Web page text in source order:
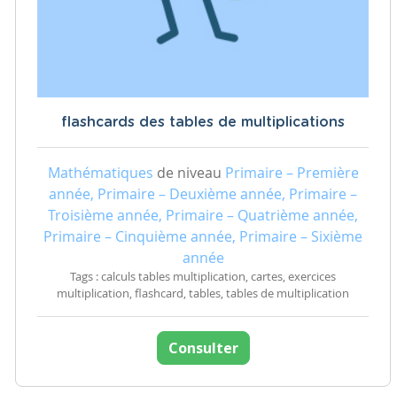
flashcards des tables de multiplications
Mathématiques de niveau Primaire – Première
année, Primaire – Deuxième année, Primaire –
Troisième année, Primaire – Quatrième année,
Primaire – Cinquième année, Primaire – Sixième
année
Tags : calculs tables multiplication, cartes, exercices
multiplication, flashcard, tables, tables de multiplication
Consulter